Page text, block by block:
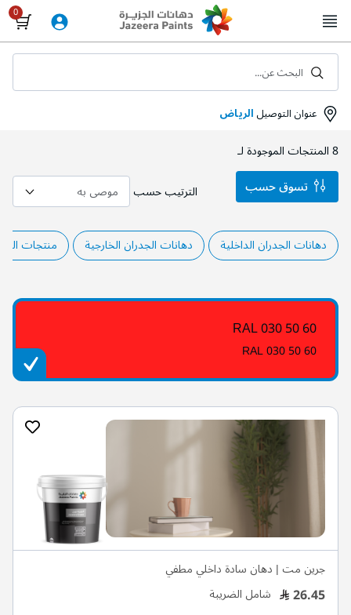
to
Content
عنوان التوصيلالرياض
البحث عن...
8المنتجات الموجودة لـ
الترتيب حسب
دهانات الجدران الداخلية دهانات الجدران الخارجية منتجات
RAL 030 50 60
RAL 030 50 60
جرين مت | دهان سادة داخلي مطفي
26.45 شامل الضريبة
تسوق حسب